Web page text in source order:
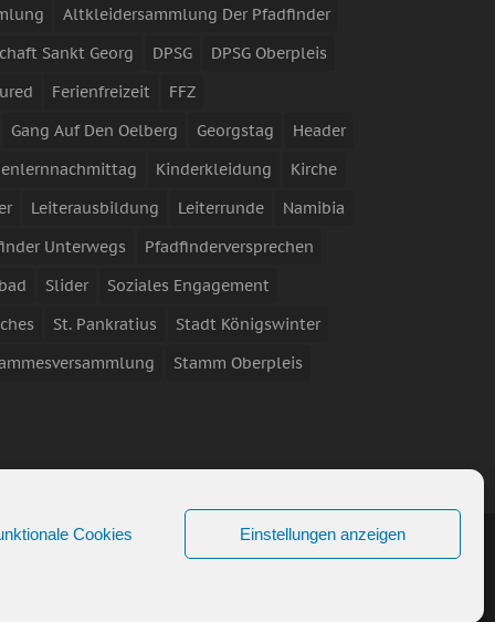
Cookies Einstellungen anzeigen
Altkleidersammlung Der Pfadfinder
Sankt Georg
DPSG
DPSG Oberpleis
Ferienfreizeit
FFZ
Gang Auf Den Oelberg
Georgstag
Header
Kinderkleidung
Kirche
Leiterausbildung Leiterrunde
Namibia
Unterwegs
Pfadfinderversprechen
Slider
Soziales Engagement
St. Pankratius
Stadt Königswinter
Stamm Oberpleis
facebook instagram